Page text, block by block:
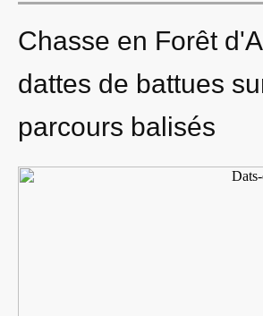
Chasse en Forêt
dattes de battues
parcours balisés